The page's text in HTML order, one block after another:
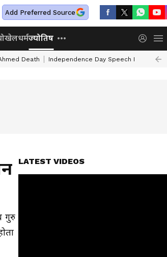
Add Preferred Source
खेलधर्मज्योतिष
Death Independence Day Speech In Hindi
गुरु
LATEST VIDEOS